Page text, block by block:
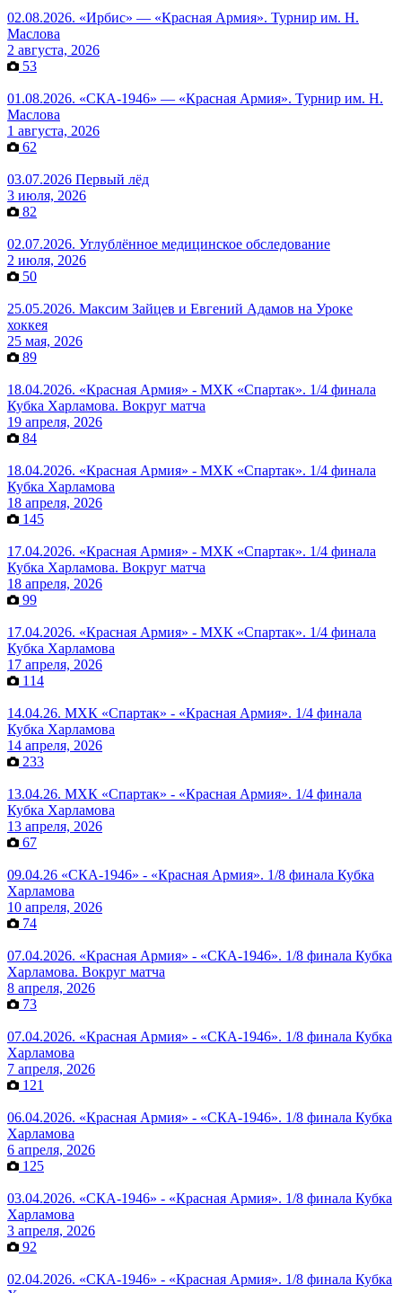
02.08.2026. «Ирбис» — «Красная Армия». Турнир им. Н.
Маслова
2 августа, 2026
53
01.08.2026. «СКА-1946» — «Красная Армия». Турнир им. Н.
Маслова
1 августа, 2026
62
03.07.2026 Первый лёд
3 июля, 2026
82
02.07.2026. Углублённое медицинское обследование
2 июля, 2026
50
25.05.2026. Максим Зайцев и Евгений Адамов на Уроке
хоккея
25 мая, 2026
89
18.04.2026. «Красная Армия» - МХК «Спартак». 1/4 финала
Кубка Харламова. Вокруг матча
19 апреля, 2026
84
18.04.2026. «Красная Армия» - МХК «Спартак». 1/4 финала
Кубка Харламова
18 апреля, 2026
145
17.04.2026. «Красная Армия» - МХК «Спартак». 1/4 финала
Кубка Харламова. Вокруг матча
18 апреля, 2026
99
17.04.2026. «Красная Армия» - МХК «Спартак». 1/4 финала
Кубка Харламова
17 апреля, 2026
114
14.04.26. МХК «Спартак» - «Красная Армия». 1/4 финала
Кубка Харламова
14 апреля, 2026
233
13.04.26. МХК «Спартак» - «Красная Армия». 1/4 финала
Кубка Харламова
13 апреля, 2026
67
09.04.26 «СКА-1946» - «Красная Армия». 1/8 финала Кубка
Харламова
10 апреля, 2026
74
07.04.2026. «Красная Армия» - «СКА-1946». 1/8 финала Кубка
Харламова. Вокруг матча
8 апреля, 2026
73
07.04.2026. «Красная Армия» - «СКА-1946». 1/8 финала Кубка
Харламова
7 апреля, 2026
121
06.04.2026. «Красная Армия» - «СКА-1946». 1/8 финала Кубка
Харламова
6 апреля, 2026
125
03.04.2026. «СКА-1946» - «Красная Армия». 1/8 финала Кубка
Харламова
3 апреля, 2026
92
02.04.2026. «СКА-1946» - «Красная Армия». 1/8 финала Кубка